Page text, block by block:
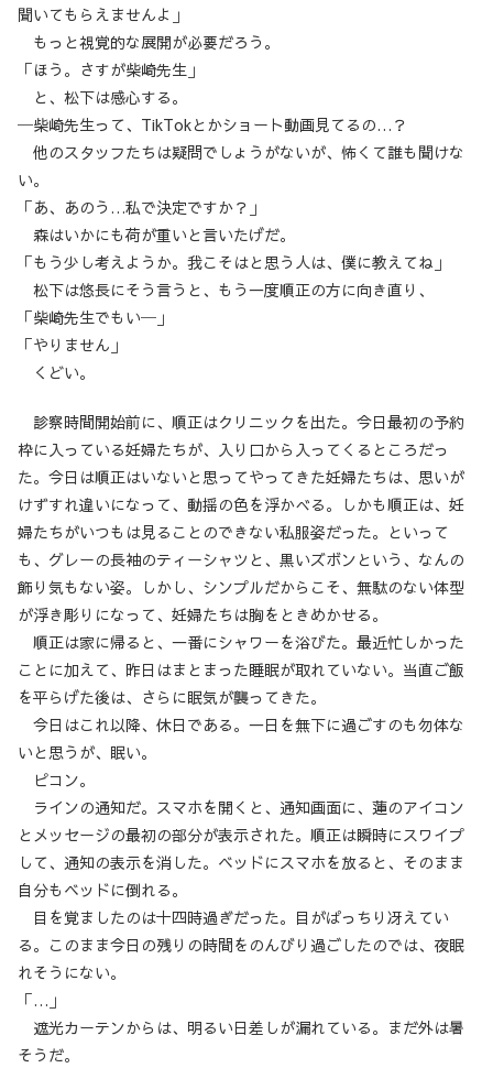
聞いてもらえませんよ」
もっと視覚的な展開が必要だろう。
「ほう。さすが柴崎先生」
と、松下は感心する。
─柴崎先生って、TikTokとかショート動画見てるの…？
他のスタッフたちは疑問でしょうがないが、怖くて誰も聞けな
い。
「あ、あのう…私で決定ですか？」
森はいかにも荷が重いと言いたげだ。
「もう少し考えようか。我こそはと思う人は、僕に教えてね」
松下は悠長にそう言うと、もう一度順正の方に向き直り、
「柴崎先生でもい─」
「やりません」
くどい。
診察時間開始前に、順正はクリニックを出た。今日最初の予約
枠に入っている妊婦たちが、入り口から入ってくるところだっ
た。今日は順正はいないと思ってやってきた妊婦たちは、思いが
けずすれ違いになって、動揺の色を浮かべる。しかも順正は、妊
婦たちがいつもは見ることのできない私服姿だった。といって
も、グレーの長袖のティーシャツと、黒いズボンという、なんの
飾り気もない姿。しかし、シンプルだからこそ、無駄のない体型
が浮き彫りになって、妊婦たちは胸をときめかせる。
順正は家に帰ると、一番にシャワーを浴びた。最近忙しかった
ことに加えて、昨日はまとまった睡眠が取れていない。当直ご飯
を平らげた後は、さらに眠気が襲ってきた。
今日はこれ以降、休日である。一日を無下に過ごすのも勿体な
いと思うが、眠い。
ピコン。
ラインの通知だ。スマホを開くと、通知画面に、蓮のアイコン
とメッセージの最初の部分が表示された。順正は瞬時にスワイプ
して、通知の表示を消した。ベッドにスマホを放ると、そのまま
自分もベッドに倒れる。
目を覚ましたのは十四時過ぎだった。目がぱっちり冴えてい
る。このまま今日の残りの時間をのんびり過ごしたのでは、夜眠
れそうにない。
「…」
遮光カーテンからは、明るい日差しが漏れている。まだ外は暑
そうだ。